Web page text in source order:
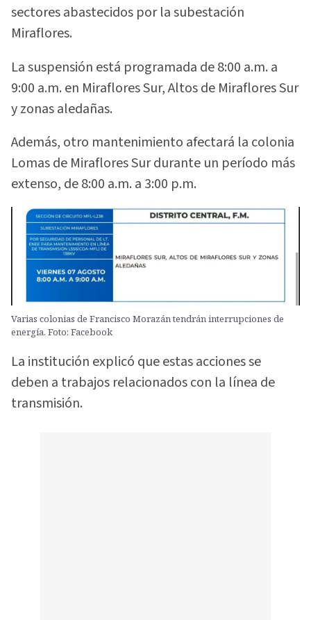
sectores abastecidos por la subestación
Miraflores.
La suspensión está programada de 8:00 a.m. a
9:00 a.m. en Miraflores Sur, Altos de Miraflores Sur
y zonas aledañas.
Además, otro mantenimiento afectará la colonia
Lomas de Miraflores Sur durante un período más
extenso, de 8:00 a.m. a 3:00 p.m.
Varias colonias de Francisco Morazán tendrán interrupciones de
energía. Foto: Facebook
La institución explicó que estas acciones se
deben a trabajos relacionados con la línea de
transmisión.